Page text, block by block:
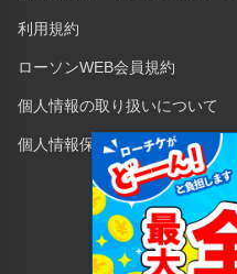
利用規約
ローソンWEB会員規約
個人情報の取り扱いについて
個人情報保護方針
Copyright © 1998